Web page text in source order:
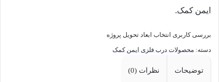
ایمن کمک.
بررسی کاربری انتخاب ابعاد تحویل پروژه
دسته: محصولات درب فلزی ایمن کمک
توضیحات نظرات (0)